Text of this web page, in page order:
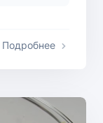
Подробнее